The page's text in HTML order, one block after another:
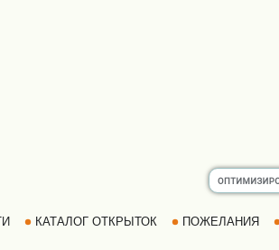
КАТАЛОГ ОТКРЫТОК ПОЖЕЛАНИЯ